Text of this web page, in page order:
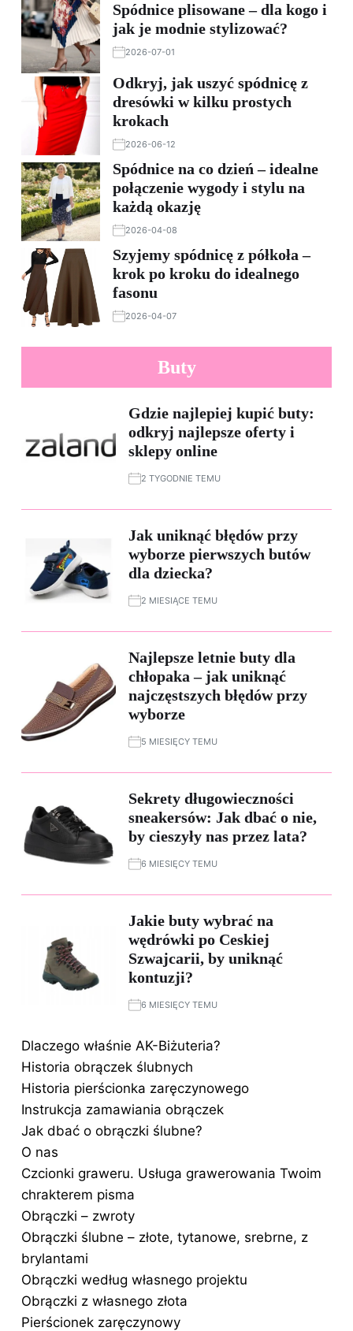
Spódnice plisowane – dla kogo i
jak je modnie stylizować?
2026-07-01
Odkryj, jak uszyć spódnicę z
dresówki w kilku prostych
krokach
2026-06-12
Spódnice na co dzień – idealne
połączenie wygody i stylu na
każdą okazję
2026-04-08
Szyjemy spódnicę z półkoła –
krok po kroku do idealnego
fasonu
2026-04-07
Buty
Gdzie najlepiej kupić buty:
odkryj najlepsze oferty i
sklepy online
2 TYGODNIE TEMU
Jak uniknąć błędów przy
wyborze pierwszych butów
dla dziecka?
2 MIESIĄCE TEMU
Najlepsze letnie buty dla
chłopaka – jak uniknąć
najczęstszych błędów przy
wyborze
5 MIESIĘCY TEMU
Sekrety długowieczności
sneakersów: Jak dbać o nie,
by cieszyły nas przez lata?
6 MIESIĘCY TEMU
Jakie buty wybrać na
wędrówki po Ceskiej
Szwajcarii, by uniknąć
kontuzji?
6 MIESIĘCY TEMU
Dlaczego właśnie AK-Biżuteria?
Historia obrączek ślubnych
Historia pierścionka zaręczynowego
Instrukcja zamawiania obrączek
Jak dbać o obrączki ślubne?
O nas
Czcionki graweru. Usługa grawerowania Twoim
chrakterem pisma
Obrączki – zwroty
Obrączki ślubne – złote, tytanowe, srebrne, z
brylantami
Obrączki według własnego projektu
Obrączki z własnego złota
Pierścionek zaręczynowy